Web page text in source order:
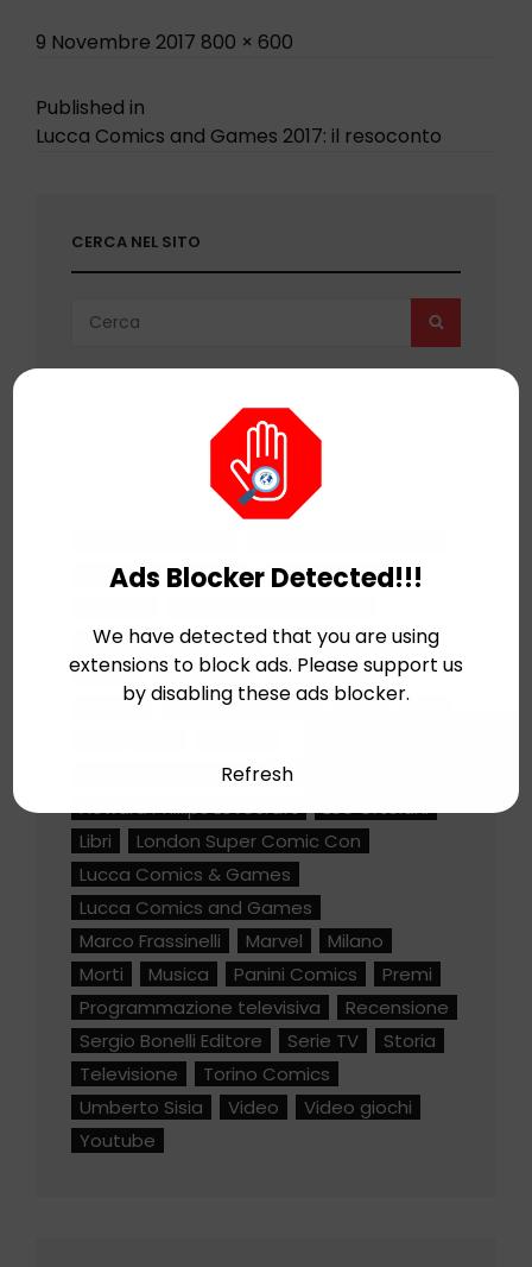
Posted
9 Novembre 2017 Full
800 × 600
Navigazione
Published in
Lucca Comics and Games 2017: il resoconto
CERCA NEL SITO
for:
Cagliostro E-Press
Cartoni Animati
Concerti
Cosplay
Daniele Statella
Disney
Dylan Dog
Fantascienza
Festival
Festival di Sitges Fiere
Gazzetta dello Sport
Giochi
Howard Phillips Lovecraft
Leo Ortolani
Libri
London Super Comic Con
Lucca Comics & Games
Lucca Comics and Games
Marco Frassinelli
Marvel
Milano
Morti
Musica Panini Comics
Premi
Programmazione televisiva
Recensione
Sergio Bonelli Editore
Serie TV
Storia
Televisione
Torino Comics
Umberto Sisia
Video
Video giochi
Youtube
Ads Blocker Detected!!!
We have detected that you are using
extensions to block ads. Please support us
by disabling these ads blocker.
Refresh